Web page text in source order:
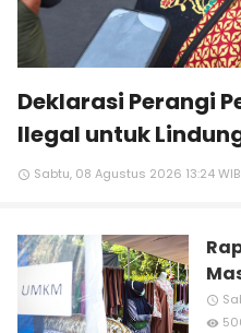
Deklarasi Perangi
Ilegal untuk
access_time Sabtu, 08 Agustus 2026 13:24 WIB
access_time
remove_red_eye